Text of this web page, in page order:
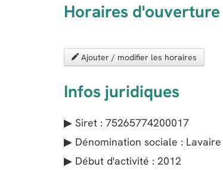
Horaires
Ajouter / modifier les horaires
Infos juridiques
▶ Siret : 75265774200017
▶ Dénomination sociale :
▶ Début d'activité : 2012